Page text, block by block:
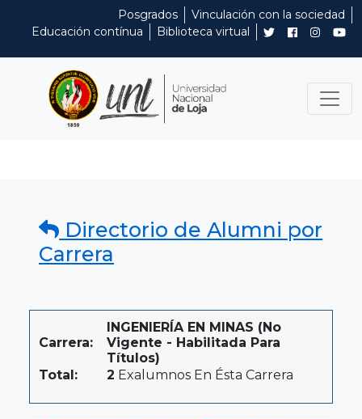
Posgrados
Vinculación con la sociedad
Educación contínua
Biblioteca virtual
Directorio de Alumni por
Carrera
Carrera:
INGENIERÍA EN MINAS (No
Vigente - Habilitada Para
Títulos)
Total:
2 Exalumnos En Ésta Carrera